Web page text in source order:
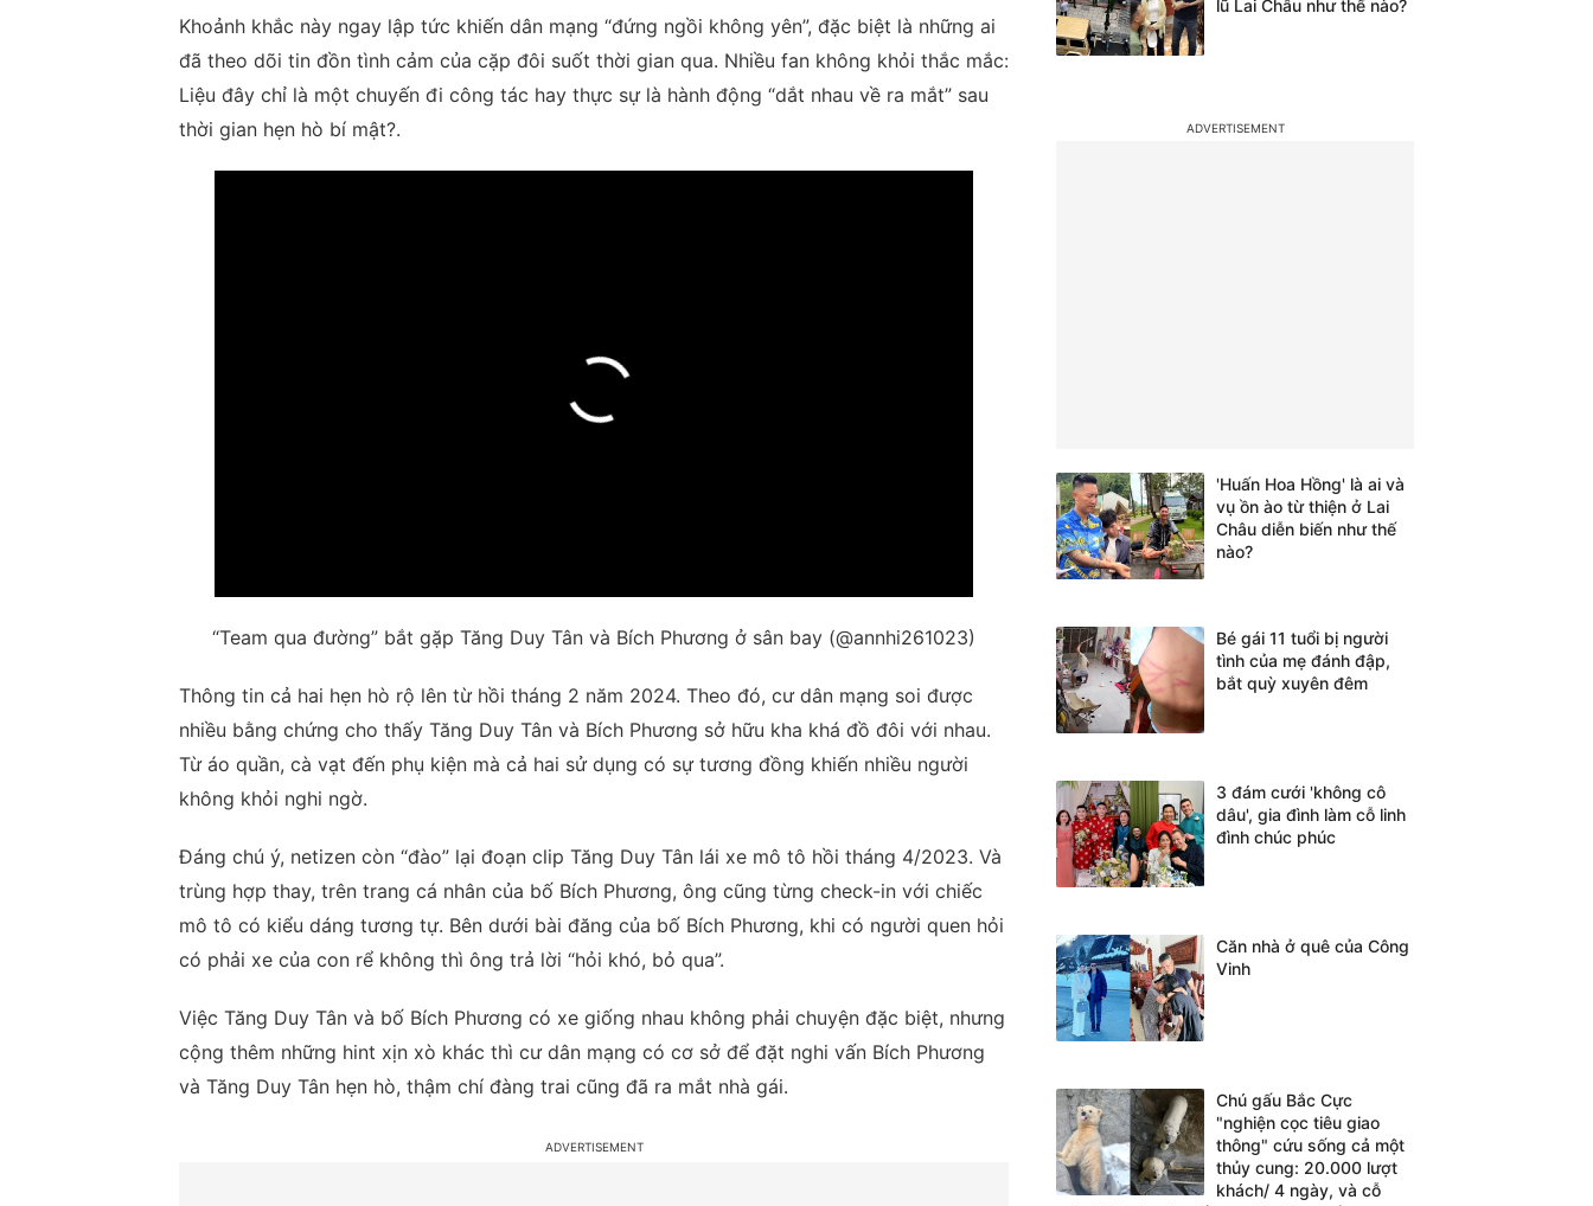
Khoảnh khắc này ngay lập tức khiến dân mạng “đứng ngồi không yên”, đặc biệt là những ai
đã theo dõi tin đồn tình cảm của cặp đôi suốt thời gian qua. Nhiều fan không khỏi thắc mắc:
Liệu đây chỉ là một chuyến đi công tác hay thực sự là hành động “dắt nhau về ra mắt” sau
thời gian hẹn hò bí mật?.
“Team qua đường” bắt gặp Tăng Duy Tân và Bích Phương ở sân bay (@annhi261023)
Thông tin cả hai hẹn hò rộ lên từ hồi tháng 2 năm 2024. Theo đó, cư dân mạng soi được
nhiều bằng chứng cho thấy Tăng Duy Tân và Bích Phương sở hữu kha khá đồ đôi với nhau.
Từ áo quần, cà vạt đến phụ kiện mà cả hai sử dụng có sự tương đồng khiến nhiều người
không khỏi nghi ngờ.
Đáng chú ý, netizen còn “đào” lại đoạn clip Tăng Duy Tân lái xe mô tô hồi tháng 4/2023. Và
trùng hợp thay, trên trang cá nhân của bố Bích Phương, ông cũng từng check-in với chiếc
mô tô có kiểu dáng tương tự. Bên dưới bài đăng của bố Bích Phương, khi có người quen hỏi
có phải xe của con rể không thì ông trả lời “hỏi khó, bỏ qua”.
Việc Tăng Duy Tân và bố Bích Phương có xe giống nhau không phải chuyện đặc biệt, nhưng
cộng thêm những hint xịn xò khác thì cư dân mạng có cơ sở để đặt nghi vấn Bích Phương
và Tăng Duy Tân hẹn hò, thậm chí đàng trai cũng đã ra mắt nhà gái.
lũ Lai Châu như thế nào?
'Huấn Hoa Hồng' là ai và
vụ ồn ào từ thiện ở Lai
Châu diễn biến như thế
nào?
Bé gái 11 tuổi bị người
tình của mẹ đánh đập,
bắt quỳ xuyên đêm
3 đám cưới 'không cô
dâu', gia đình làm cỗ linh
đình chúc phúc
Căn nhà ở quê của Công
Vinh
Chú gấu Bắc Cực
"nghiện cọc tiêu giao
thông" cứu sống cả một
thủy cung: 20.000 lượt
khách/ 4 ngày, và cỗ